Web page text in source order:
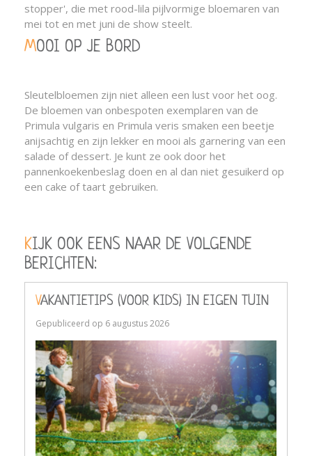
stopper', die met rood-lila pijlvormige bloemaren van
mei tot en met juni de show steelt.
MOOI OP JE BORD
Sleutelbloemen zijn niet alleen een lust voor het oog.
De bloemen van onbespoten exemplaren van de
Primula vulgaris en Primula veris smaken een beetje
anijsachtig en zijn lekker en mooi als garnering van een
salade of dessert. Je kunt ze ook door het
pannenkoekenbeslag doen en al dan niet gesuikerd op
een cake of taart gebruiken.
KIJK OOK EENS NAAR DE VOLGENDE
BERICHTEN:
VAKANTIETIPS (VOOR KIDS) IN EIGEN TUIN
Gepubliceerd op 6 augustus 2026